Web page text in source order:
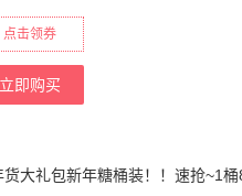
点击领券
立即购买
大礼包新年糖桶装！！速抢~1